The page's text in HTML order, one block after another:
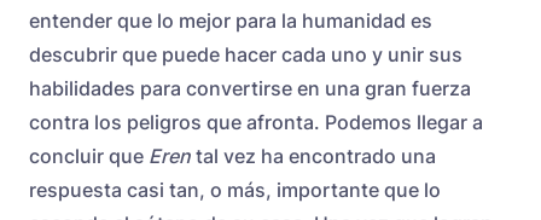
entender que lo mejor para la humanidad es
descubrir que puede hacer cada uno y unir sus
habilidades para convertirse en una gran fuerza
contra los peligros que afronta. Podemos llegar a
concluir que Eren tal vez ha encontrado una
respuesta casi tan, o más, importante que lo